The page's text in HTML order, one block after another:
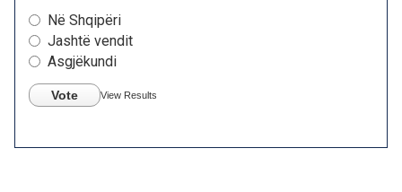
Në Shqipëri
Jashtë vendit
Asgjëkundi
Vote View Results